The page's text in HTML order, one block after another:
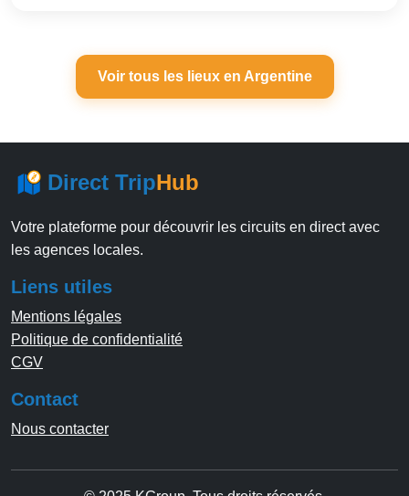
Voir tous les lieux en Argentine
Direct TripHub
Votre plateforme pour découvrir les circuits en direct avec
les agences locales.
Liens utiles
Mentions légales
Politique de confidentialité
CGV
Contact
Nous contacter